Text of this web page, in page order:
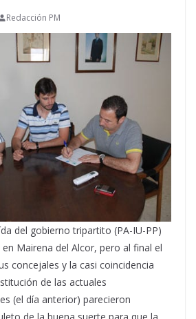
Redacción PM
del gobierno tripartito (PA-IU-PP)
en Mairena del Alcor, pero al final el
concejales y la casi coincidencia
de las actuales
(el día anterior) parecieron